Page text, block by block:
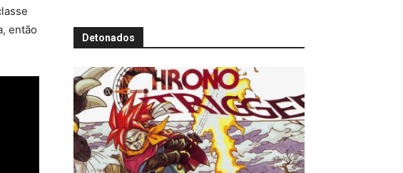
então
Detonados